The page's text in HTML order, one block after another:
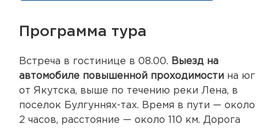
Программа тура
Встреча в гостинице в 08.00. Выезд на
автомобиле повышенной проходимости на юг
от Якутска, выше по течению реки Лена, в
поселок Булгуннях-тах. Время в пути — около
2 часов, расстояние — около 110 км. Дорога